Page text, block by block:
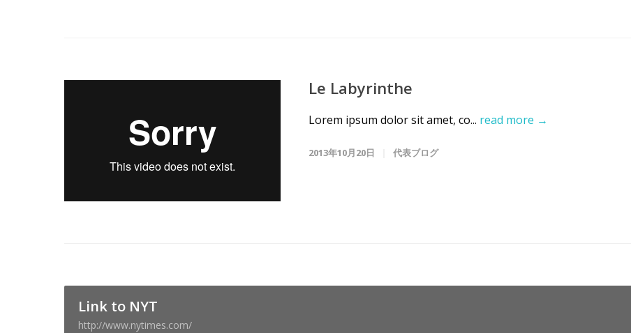
Le Labyrinthe
Lorem ipsum dolor sit amet, co... read more →
2013年10月20日 代表ブログ
Link to NYT
http://www.nytimes.com/